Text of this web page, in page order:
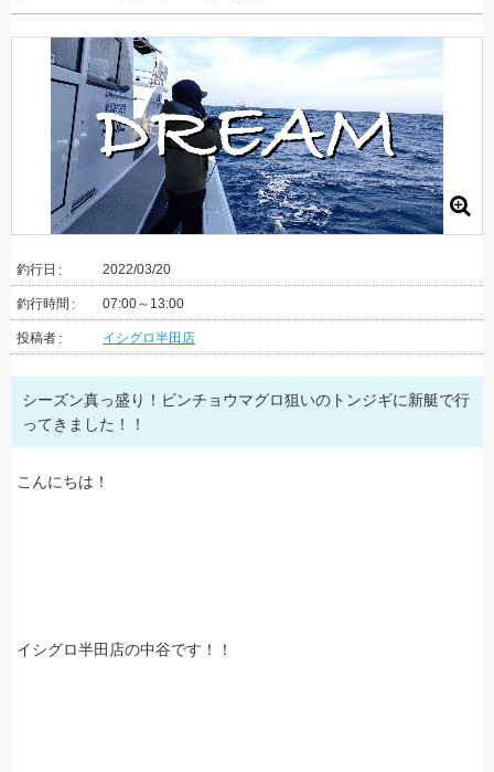
釣行日 2022/03/20
釣行時間 07:00～13:00
投稿者 イシグロ半田店
シーズン真っ盛り！ビンチョウマグロ狙いのトンジギに新艇で行
ってきました！！
こんにちは！
イシグロ半田店の中谷です！！